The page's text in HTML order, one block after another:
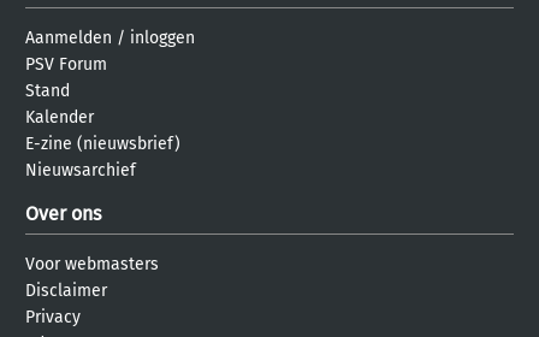
Aanmelden / inloggen
PSV Forum
Stand
Kalender
E-zine (nieuwsbrief)
Nieuwsarchief
Over ons
Voor webmasters
Disclaimer
Privacy